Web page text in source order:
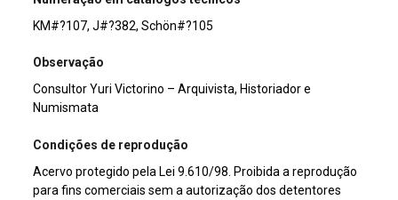
KM#?107, J#?382, Schön#?105
Observação
Consultor Yuri Victorino – Arquivista, Historiador e
Numismata
Condições de reprodução
Acervo protegido pela Lei 9.610/98. Proibida a reprodução
para fins comerciais sem a autorização dos detentores